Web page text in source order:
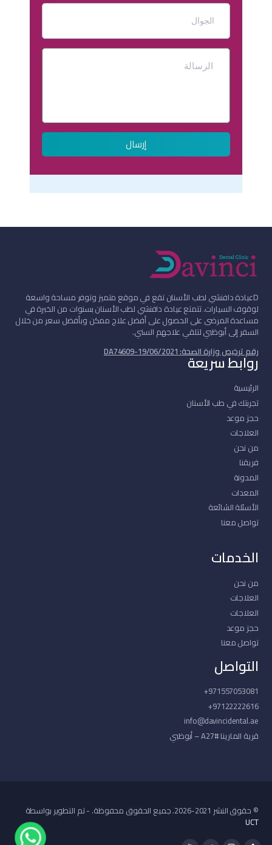
إرسال
التواصل
971557053081+
97122222616+
info@davincidental.ae
قرية المارينا #A27 – أبوظبي
الخدمات
من نحن
العلاجات
العلاجات
حجز موعد
تواصل معنا
روابط سريعة
الرئيسية
تجربتك في طب الأسنان
حجز موعد
العلاجات
من نحن
فريقنا
المدونة
المعدات
الأسئلة الشائعة
تواصل معنا
Dعيادة دافنشي لطب الأسنان تقع في موقع متميز وتوفر مساحة واسعة
لوقوف السيارات. تتمتع عيادة دافنشي لطب الأسنان بسنوات من الخبرة في
مساعدة المرضى على الحصول على أفضل علاج ممكن وبأفضل سعر من خلال
السفر إلى أبوظبي لتلقي علاجهم السني.
رقم ترخيص وزارة الصحة: DA74609-19/06/2021
© حقوق النشر 2021-2026. جميع الحقوق محفوظة. - تم التطوير بواسطة
UCT